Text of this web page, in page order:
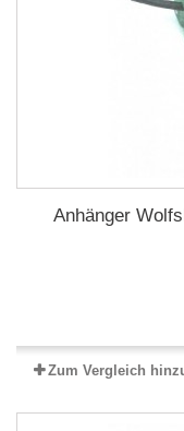
Anhänger
Zum Vergleich